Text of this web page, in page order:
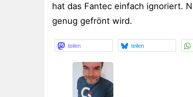
hat das Fantec einfach ignoriert.
genug gefrönt wird.
teilen teilen